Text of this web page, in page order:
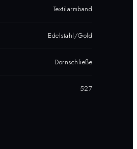
Textilarmband
Edelstahl/Gold
Dornschließe
527